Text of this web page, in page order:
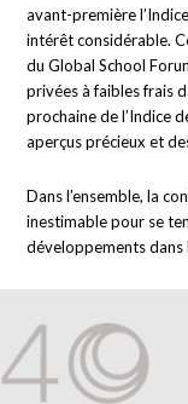
avant-première
intérêt considérable.
du Global School
privées à faibles frais
prochaine de l’Indice
aperçus précieux et
Dans l’ensemble, la
inestimable pour se
développements dans